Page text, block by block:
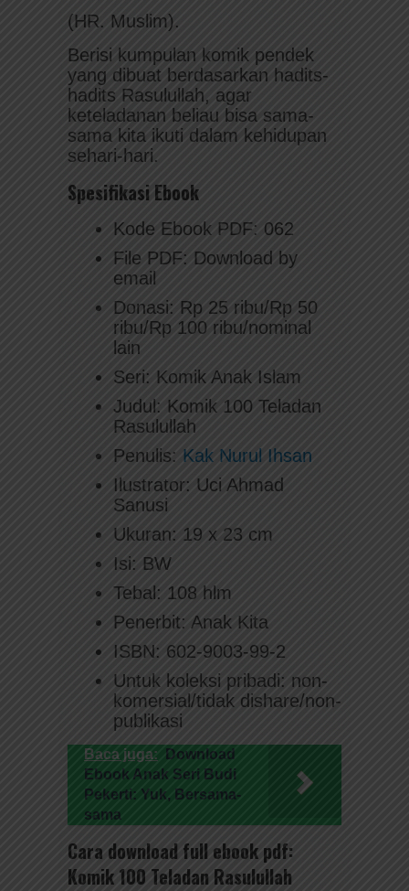
(HR. Muslim).
Berisi kumpulan komik pendek
yang dibuat berdasarkan hadits-
hadits Rasulullah, agar
keteladanan beliau bisa sama-
sama kita ikuti dalam kehidupan
sehari-hari.
Spesifikasi Ebook
Kode Ebook PDF: 062
File PDF: Download by
email
Donasi: Rp 25 ribu/Rp 50
ribu/Rp 100 ribu/nominal
lain
Seri: Komik Anak Islam
Judul: Komik 100 Teladan
Rasulullah
Penulis: Kak Nurul Ihsan
Ilustrator: Uci Ahmad
Sanusi
Ukuran: 19 x 23 cm
Isi: BW
Tebal: 108 hlm
Penerbit: Anak Kita
ISBN: 602-9003-99-2
Untuk koleksi pribadi: non-
komersial/tidak dishare/non-
publikasi
Baca juga:
Download
Ebook Anak Seri Budi
Pekerti: Yuk, Bersama-
sama
Cara download full ebook pdf:
Komik 100 Teladan Rasulullah